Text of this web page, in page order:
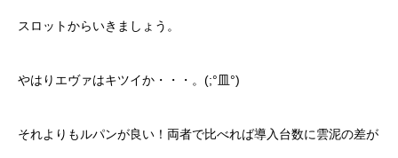
スロットからいきましょう。
やはりエヴァはキツイか・・・。(;°皿°)
それよりもルパンが良い！両者で比べれば導入台数に雲泥の差が